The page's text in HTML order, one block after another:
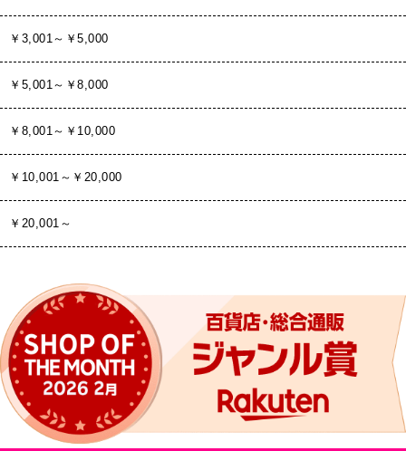
￥3,001～￥5,000
￥5,001～￥8,000
￥8,001～￥10,000
￥10,001～￥20,000
￥20,001～